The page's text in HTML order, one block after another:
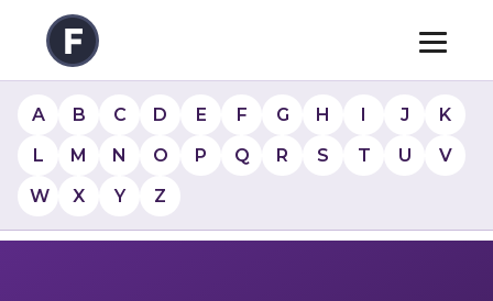
A B C D E F G H I J
K
L
M N O P Q R S T U
V
W
X Y Z